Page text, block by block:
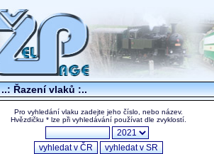
..: Řazení vlaků :..
Pro vyhledání vlaku zadejte jeho číslo, nebo název.
Hvězdičku * lze při vyhledávání používat dle zvyklostí.